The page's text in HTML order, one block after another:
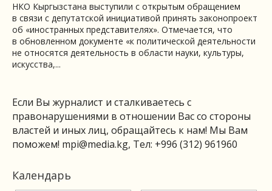
НКО Кыргызстана выступили с открытым обращением
в связи с депутатской инициативой принять законопроект
об «иностранных представителях». Отмечается, что
в обновленном документе «к политической деятельности
не относятся деятельность в области науки, культуры,
искусства,...
Если Вы журналист и сталкиваетесь с
правонарушениями в отношении Вас со стороны
властей и иных лиц, обращайтесь к нам! Мы Вам
поможем! mpi@media.kg, Тел: +996 (312) 961960
Календарь